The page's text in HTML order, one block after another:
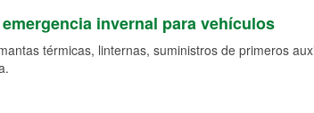
invernal para vehículos
térmicas, linternas, suministros de primeros